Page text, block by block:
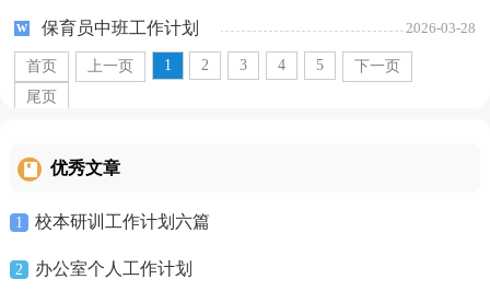
保育员中班工作计划 2026-03-28
首页 上一页 1 2 3 4 5
下一页
尾页
优秀文章
1 校本研训工作计划六篇
2 办公室个人工作计划